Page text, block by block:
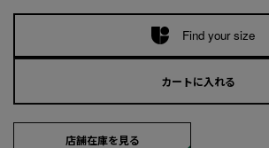
Find your size
カートに入れる
店舗在庫を見る